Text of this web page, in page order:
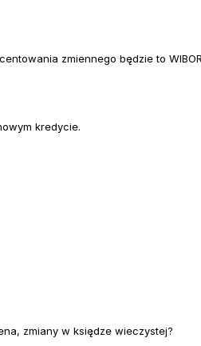
zmiennego będzie to
kredycie.
zmiany w księdze wieczystej?